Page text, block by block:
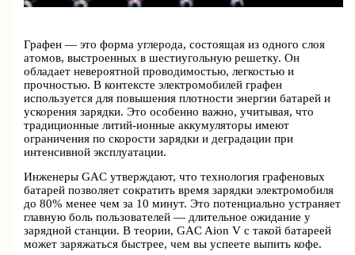
Графен — это форма углерода, состоящая из одного слоя
атомов, выстроенных в шестиугольную решетку. Он
обладает невероятной проводимостью, легкостью и
прочностью. В контексте электромобилей графен
используется для повышения плотности энергии батарей и
ускорения зарядки. Это особенно важно, учитывая, что
традиционные литий-ионные аккумуляторы имеют
ограничения по скорости зарядки и деградации при
интенсивной эксплуатации.
Инженеры GAC утверждают, что технология графеновых
батарей позволяет сократить время зарядки электромобиля
до 80% менее чем за 10 минут. Это потенциально устраняет
главную боль пользователей — длительное ожидание у
зарядной станции. В теории, GAC Aion V с такой батареей
может заряжаться быстрее, чем вы успеете выпить кофе.